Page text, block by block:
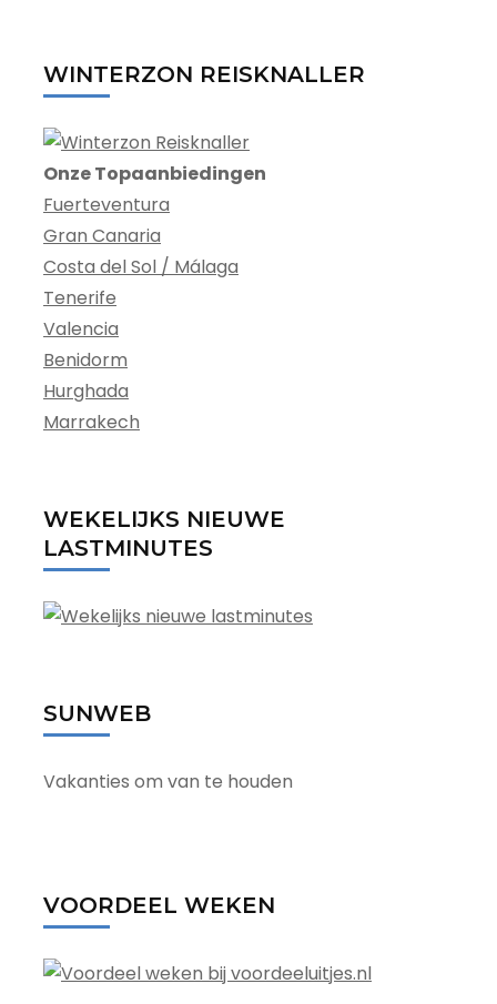
WINTERZON REISKNALLER
Onze Topaanbiedingen
Fuerteventura
Gran Canaria
Costa del Sol / Málaga
Tenerife
Valencia
Benidorm
Hurghada
Marrakech
WEKELIJKS NIEUWE
LASTMINUTES
SUNWEB
Vakanties om van te houden
VOORDEEL WEKEN